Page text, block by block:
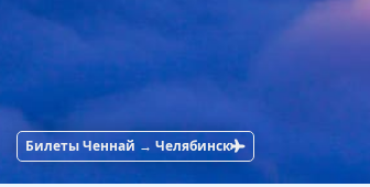
Билеты Ченнай → Челябинск